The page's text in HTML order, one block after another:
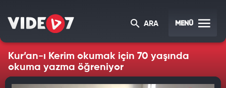
ARA MENÜ
Kur’an-ı Kerim okumak için 70 yaşında
okuma yazma öğreniyor